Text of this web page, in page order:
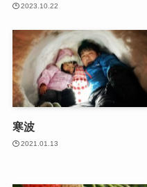
2023.10.22
寒波
2021.01.13